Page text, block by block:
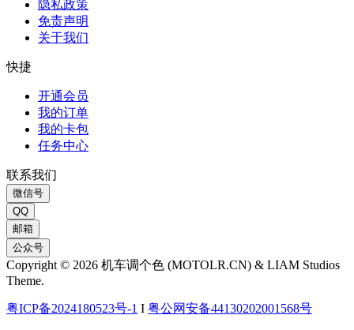
隐私政策
免责声明
关于我们
快捷
开通会员
我的订单
我的卡包
任务中心
联系我们
微信号
QQ
邮箱
公众号
Copyright © 2026 机车调个色 (MOTOLR.CN) & LIAM Studios
Theme.
粤ICP备2024180523号-1 I 粤公网安备44130202001568号